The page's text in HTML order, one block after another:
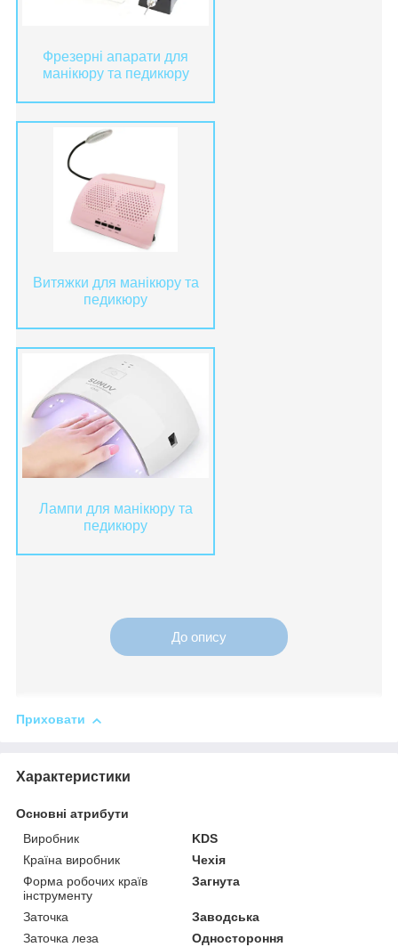
Фрезерні апарати для
манікюру та педикюру
Витяжки для манікюру та
педикюру
Лампи для манікюру та
педикюру
До опису
Приховати
Характеристики
Основні атрибути
Виробник
KDS
Країна виробник
Чехія
Форма робочих країв
інструменту
Загнута
Заточка
Заводська
Заточка леза
Одностороння